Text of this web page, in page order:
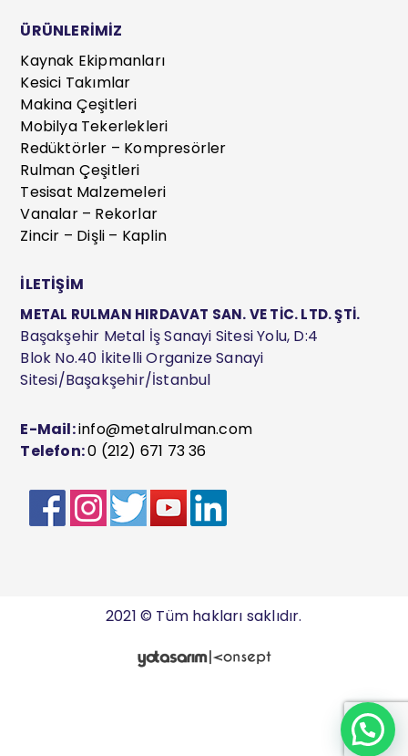
ÜRÜNLERİMİZ
Kaynak Ekipmanları
Kesici Takımlar
Makina Çeşitleri
Mobilya Tekerlekleri
Redüktörler – Kompresörler
Rulman Çeşitleri
Tesisat Malzemeleri
Vanalar – Rekorlar
Zincir – Dişli – Kaplin
İLETİŞİM
METAL RULMAN HIRDAVAT SAN. VE TİC. LTD. ŞTİ.
Başakşehir Metal İş Sanayi Sitesi Yolu, D:4
Blok No.40 İkitelli Organize Sanayi
Sitesi/Başakşehir/İstanbul
E-Mail:info@metalrulman.com
Telefon:0 (212) 671 73 36
2021 © Tüm hakları saklıdır.